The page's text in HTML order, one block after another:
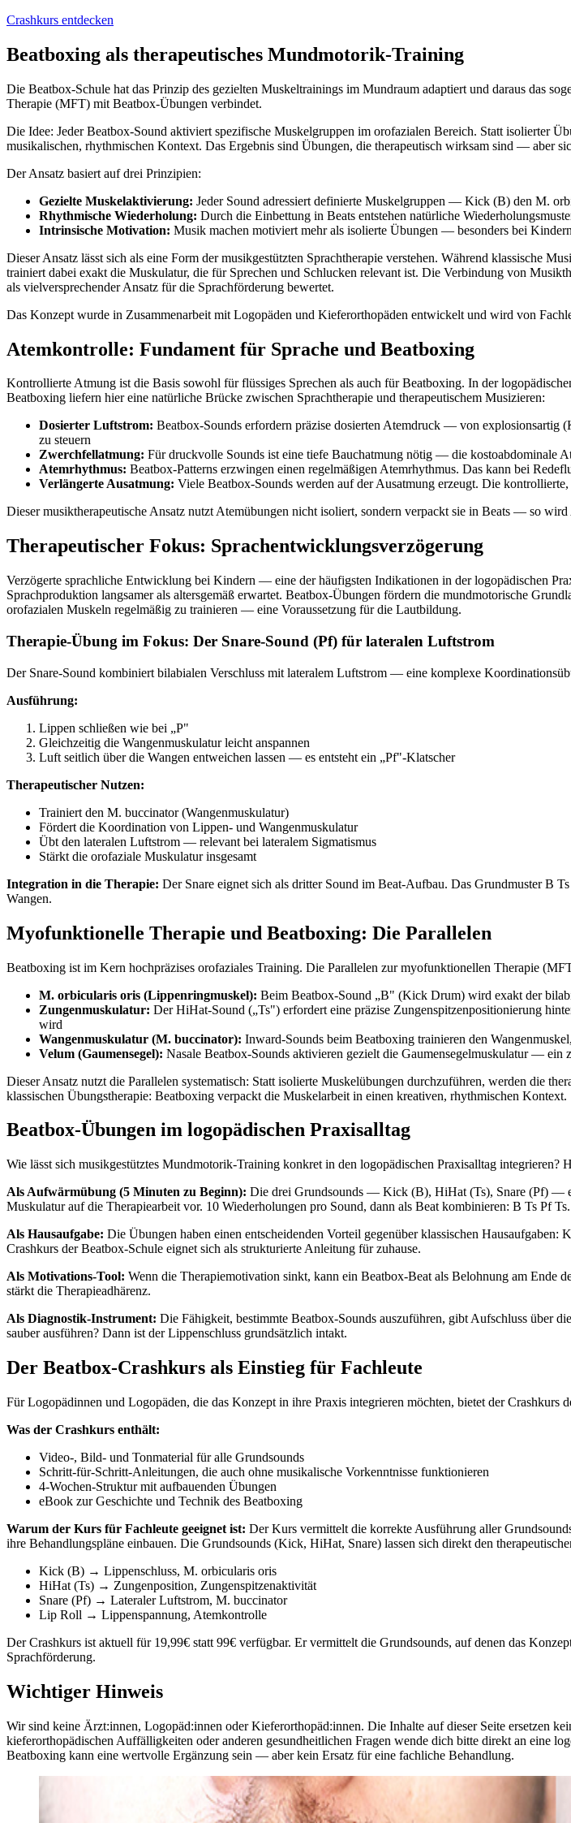
Crashkurs entdecken
Beatboxing als therapeutisches Mundmotorik-Training
Die Beatbox-Schule hat das Prinzip des gezielten Muskeltrainings im Mundraum adaptiert und daraus das
Therapie (MFT) mit Beatbox-Übungen verbindet.
Die Idee: Jeder Beatbox-Sound aktiviert spezifische Muskelgruppen im orofazialen Bereich. Statt isolierter
musikalischen, rhythmischen Kontext. Das Ergebnis sind Übungen, die therapeutisch wirksam sind — aber
Der Ansatz basiert auf drei Prinzipien:
Gezielte Muskelaktivierung: Jeder Sound adressiert definierte Muskelgruppen — Kick (B) den M.
Rhythmische Wiederholung: Durch die Einbettung in Beats entstehen natürliche
Intrinsische Motivation: Musik machen motiviert mehr als isolierte Übungen — besonders bei
Dieser Ansatz lässt sich als eine Form der musikgestützten Sprachtherapie verstehen. Während klassische
trainiert dabei exakt die Muskulatur, die für Sprechen und Schlucken relevant ist. Die Verbindung von
als vielversprechender Ansatz für die Sprachförderung bewertet.
Das Konzept wurde in Zusammenarbeit mit Logopäden und Kieferorthopäden entwickelt und wird von
Atemkontrolle: Fundament für Sprache und Beatboxing
Kontrollierte Atmung ist die Basis sowohl für flüssiges Sprechen als auch für Beatboxing. In der
Beatboxing liefern hier eine natürliche Brücke zwischen Sprachtherapie und therapeutischem Musizieren:
Dosierter Luftstrom: Beatbox-Sounds erfordern präzise dosierten Atemdruck — von
zu steuern
Zwerchfellatmung: Für druckvolle Sounds ist eine tiefe Bauchatmung nötig — die kostoabdominale
Atemrhythmus: Beatbox-Patterns erzwingen einen regelmäßigen Atemrhythmus. Das kann bei
Verlängerte Ausatmung: Viele Beatbox-Sounds werden auf der Ausatmung erzeugt. Die
Dieser musiktherapeutische Ansatz nutzt Atemübungen nicht isoliert, sondern verpackt sie in Beats — so
Therapeutischer Fokus: Sprachentwicklungsverzögerung
Verzögerte sprachliche Entwicklung bei Kindern — eine der häufigsten Indikationen in der logopädischen
Sprachproduktion langsamer als altersgemäß erwartet. Beatbox-Übungen fördern die mundmotorische
orofazialen Muskeln regelmäßig zu trainieren — eine Voraussetzung für die Lautbildung.
Therapie-Übung im Fokus: Der Snare-Sound (Pf) für lateralen Luftstrom
Der Snare-Sound kombiniert bilabialen Verschluss mit lateralem Luftstrom — eine komplexe
Ausführung:
Lippen schließen wie bei „P"
Gleichzeitig die Wangenmuskulatur leicht anspannen
Luft seitlich über die Wangen entweichen lassen — es entsteht ein „Pf"-Klatscher
Therapeutischer Nutzen:
Trainiert den M. buccinator (Wangenmuskulatur)
Fördert die Koordination von Lippen- und Wangenmuskulatur
Übt den lateralen Luftstrom — relevant bei lateralem Sigmatismus
Stärkt die orofaziale Muskulatur insgesamt
Integration in die Therapie: Der Snare eignet sich als dritter Sound im Beat-Aufbau. Das Grundmuster B
Wangen.
Myofunktionelle Therapie und Beatboxing: Die Parallelen
Beatboxing ist im Kern hochpräzises orofaziales Training. Die Parallelen zur myofunktionellen Therapie
M. orbicularis oris (Lippenringmuskel): Beim Beatbox-Sound „B" (Kick Drum) wird exakt der
Zungenmuskulatur: Der HiHat-Sound („Ts") erfordert eine präzise Zungenspitzenpositionierung
wird
Wangenmuskulatur (M. buccinator): Inward-Sounds beim Beatboxing trainieren den
Velum (Gaumensegel): Nasale Beatbox-Sounds aktivieren gezielt die Gaumensegelmuskulatur — ein
Dieser Ansatz nutzt die Parallelen systematisch: Statt isolierte Muskelübungen durchzuführen, werden die
klassischen Übungstherapie: Beatboxing verpackt die Muskelarbeit in einen kreativen, rhythmischen Kontext.
Beatbox-Übungen im logopädischen Praxisalltag
Wie lässt sich musikgestütztes Mundmotorik-Training konkret in den logopädischen Praxisalltag
Als Aufwärmübung (5 Minuten zu Beginn): Die drei Grundsounds — Kick (B), HiHat (Ts), Snare (Pf) —
Muskulatur auf die Therapiearbeit vor. 10 Wiederholungen pro Sound, dann als Beat kombinieren: B Ts Pf Ts.
Als Hausaufgabe: Die Übungen haben einen entscheidenden Vorteil gegenüber klassischen
Crashkurs der Beatbox-Schule eignet sich als strukturierte Anleitung für zuhause.
Als Motivations-Tool: Wenn die Therapiemotivation sinkt, kann ein Beatbox-Beat als Belohnung am Ende
stärkt die Therapieadhärenz.
Als Diagnostik-Instrument: Die Fähigkeit, bestimmte Beatbox-Sounds auszuführen, gibt Aufschluss
sauber ausführen? Dann ist der Lippenschluss grundsätzlich intakt.
Der Beatbox-Crashkurs als Einstieg für Fachleute
Für Logopädinnen und Logopäden, die das Konzept in ihre Praxis integrieren möchten, bietet der Crashkurs
Was der Crashkurs enthält:
Video-, Bild- und Tonmaterial für alle Grundsounds
Schritt-für-Schritt-Anleitungen, die auch ohne musikalische Vorkenntnisse funktionieren
4-Wochen-Struktur mit aufbauenden Übungen
eBook zur Geschichte und Technik des Beatboxing
Warum der Kurs für Fachleute geeignet ist: Der Kurs vermittelt die korrekte Ausführung aller
ihre Behandlungspläne einbauen. Die Grundsounds (Kick, HiHat, Snare) lassen sich direkt den
Kick (B) → Lippenschluss, M. orbicularis oris
HiHat (Ts) → Zungenposition, Zungenspitzenaktivität
Snare (Pf) → Lateraler Luftstrom, M. buccinator
Lip Roll → Lippenspannung, Atemkontrolle
Der Crashkurs ist aktuell für 19,99€ statt 99€ verfügbar. Er vermittelt die Grundsounds, auf denen das
Sprachförderung.
Wichtiger Hinweis
Wir sind keine Ärzt:innen, Logopäd:innen oder Kieferorthopäd:innen. Die Inhalte auf dieser Seite ersetzen
kieferorthopädischen Auffälligkeiten oder anderen gesundheitlichen Fragen wende dich bitte direkt an eine
Beatboxing kann eine wertvolle Ergänzung sein — aber kein Ersatz für eine fachliche Behandlung.